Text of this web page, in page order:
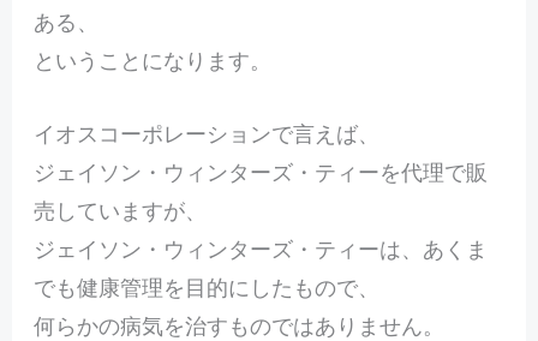
ある、
ということになります。
イオスコーポレーションで言えば、
ジェイソン・ウィンターズ・ティーを代理で販
売していますが、
ジェイソン・ウィンターズ・ティーは、あくま
でも健康管理を目的にしたもので、
何らかの病気を治すものではありません。